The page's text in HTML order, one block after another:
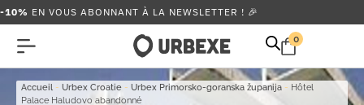
-10% EN VOUS ABONNANT À LA NEWSLETTER ! 🎉
0
Accueil - Urbex Croatie - Urbex Primorsko-goranska županija - Hôtel
Palace Haludovo abandonné